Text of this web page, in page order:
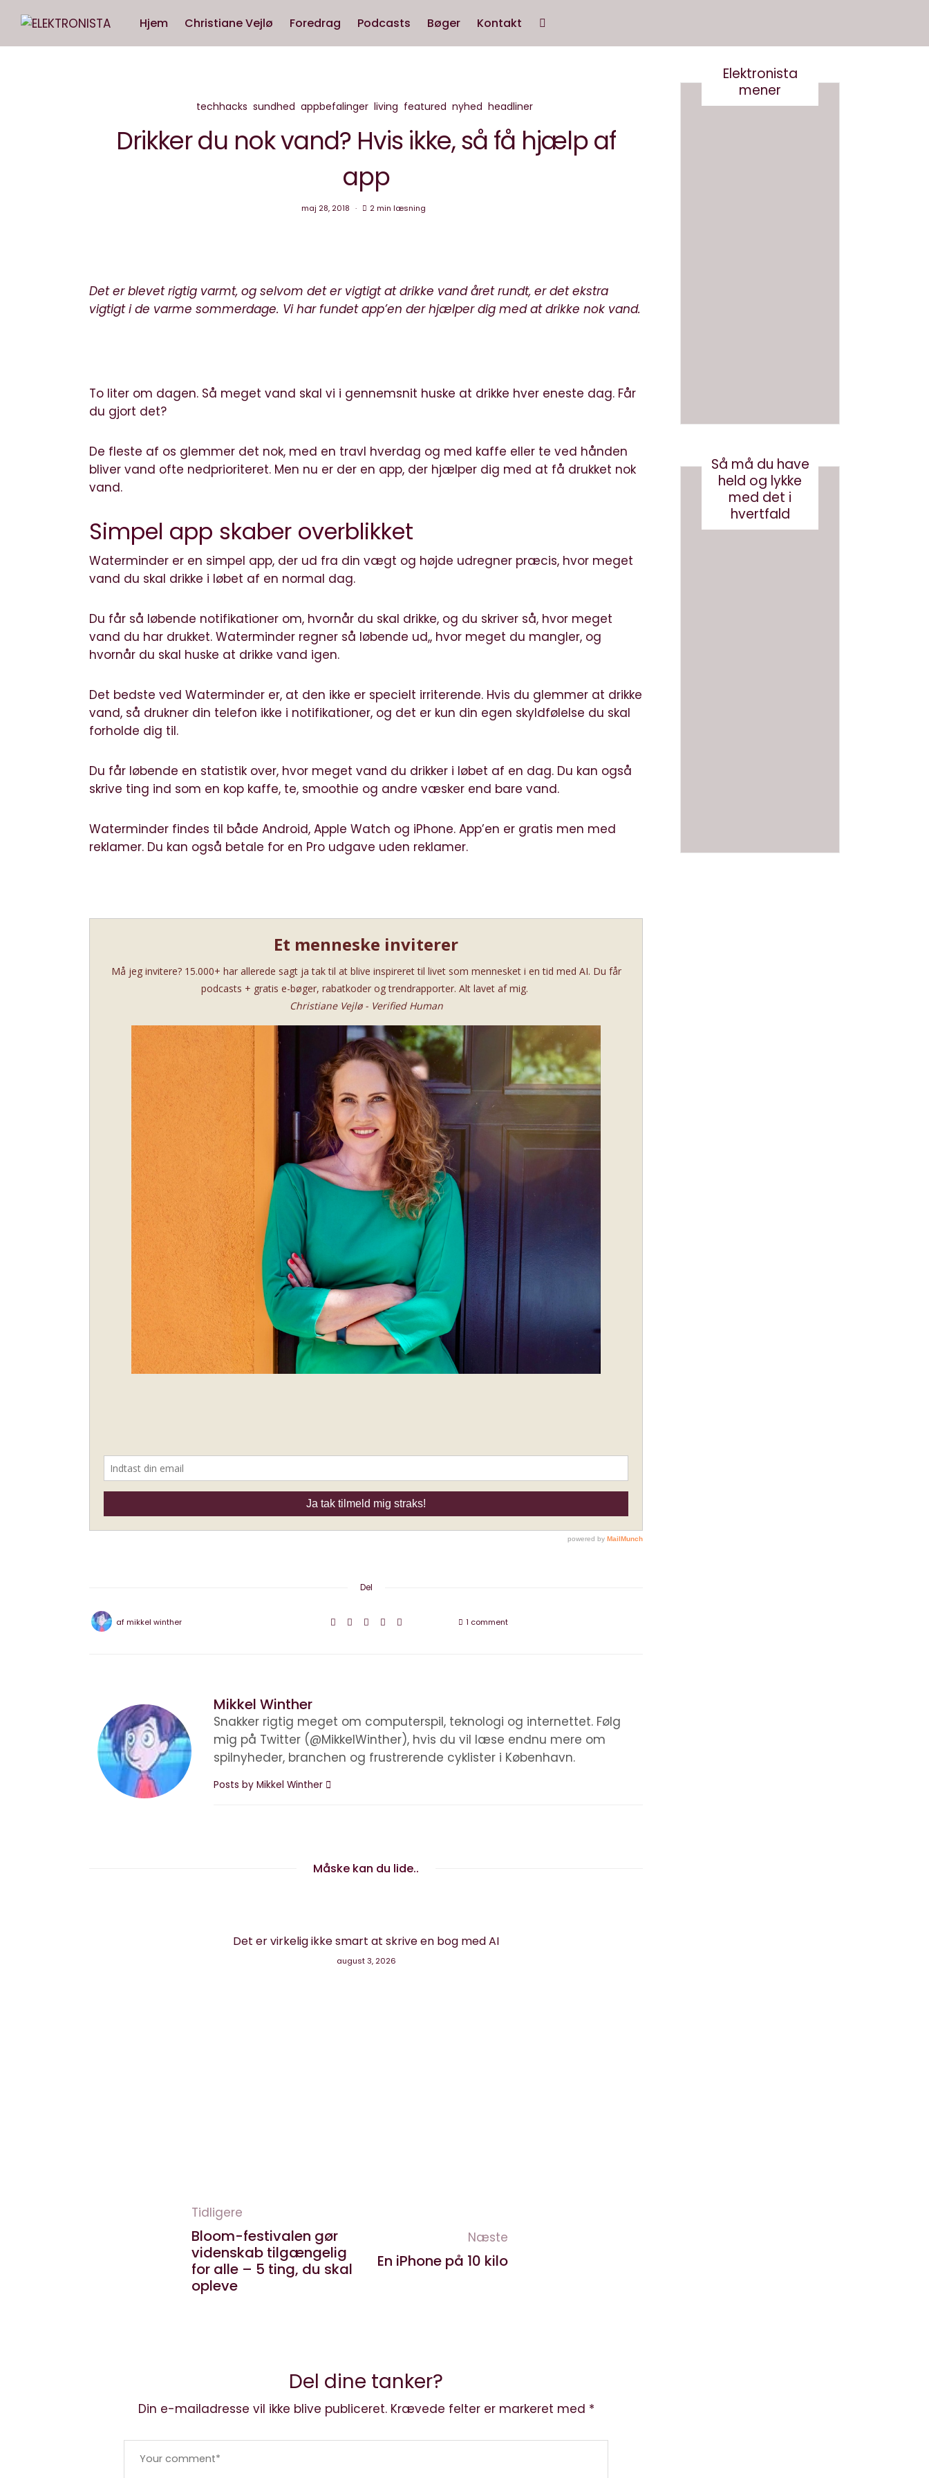
Hjem Christiane Vejlø Foredrag Podcasts Bøger Kontakt
techhacks sundhed appbefalinger living featured nyhed headliner
Drikker du nok vand? Hvis ikke, så få hjælp af
app
maj 28, 2018 2 min læsning
Det er blevet rigtig varmt, og selvom det er vigtigt at drikke vand året rundt, er det ekstra
vigtigt i de varme sommerdage. Vi har fundet app’en der hjælper dig med at drikke nok vand.
To liter om dagen. Så meget vand skal vi i gennemsnit huske at drikke hver eneste dag. Får
du gjort det?
De fleste af os glemmer det nok, med en travl hverdag og med kaffe eller te ved hånden
bliver vand ofte nedprioriteret. Men nu er der en app, der hjælper dig med at få drukket nok
vand.
Simpel app skaber overblikket
Waterminder er en simpel app, der ud fra din vægt og højde udregner præcis, hvor meget
vand du skal drikke i løbet af en normal dag.
Du får så løbende notifikationer om, hvornår du skal drikke, og du skriver så, hvor meget
vand du har drukket. Waterminder regner så løbende ud,, hvor meget du mangler, og
hvornår du skal huske at drikke vand igen.
Det bedste ved Waterminder er, at den ikke er specielt irriterende. Hvis du glemmer at drikke
vand, så drukner din telefon ikke i notifikationer, og det er kun din egen skyldfølelse du skal
forholde dig til.
Du får løbende en statistik over, hvor meget vand du drikker i løbet af en dag. Du kan også
skrive ting ind som en kop kaffe, te, smoothie og andre væsker end bare vand.
Waterminder findes til bådeAndroid,Apple Watch og iPhone. App’en er gratis men med
reklamer. Du kan også betale for en Pro udgave uden reklamer.
Del
afmikkel winther 1 comment
Mikkel Winther
Snakker rigtig meget om computerspil, teknologi og internettet. Følg
mig på Twitter (@MikkelWinther), hvis du vil læse endnu mere om
spilnyheder, branchen og frustrerende cyklister i København.
Posts by Mikkel Winther
Måske kan du lide..
Det er virkelig ikke smart at skrive en bog med AI
august 3, 2026
Tidligere
Bloom-festivalen gør
videnskab tilgængelig
for alle – 5 ting, du skal
opleve
Næste
En iPhone på 10 kilo
Del dine tanker?
Din e-mailadresse vil ikke blive publiceret. Krævede felter er markeret med *
Elektronista
mener
Så må du have
held og lykke
med det i
hvertfald